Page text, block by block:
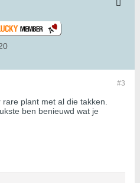
#3
plant met al die takken.
ben benieuwd wat je